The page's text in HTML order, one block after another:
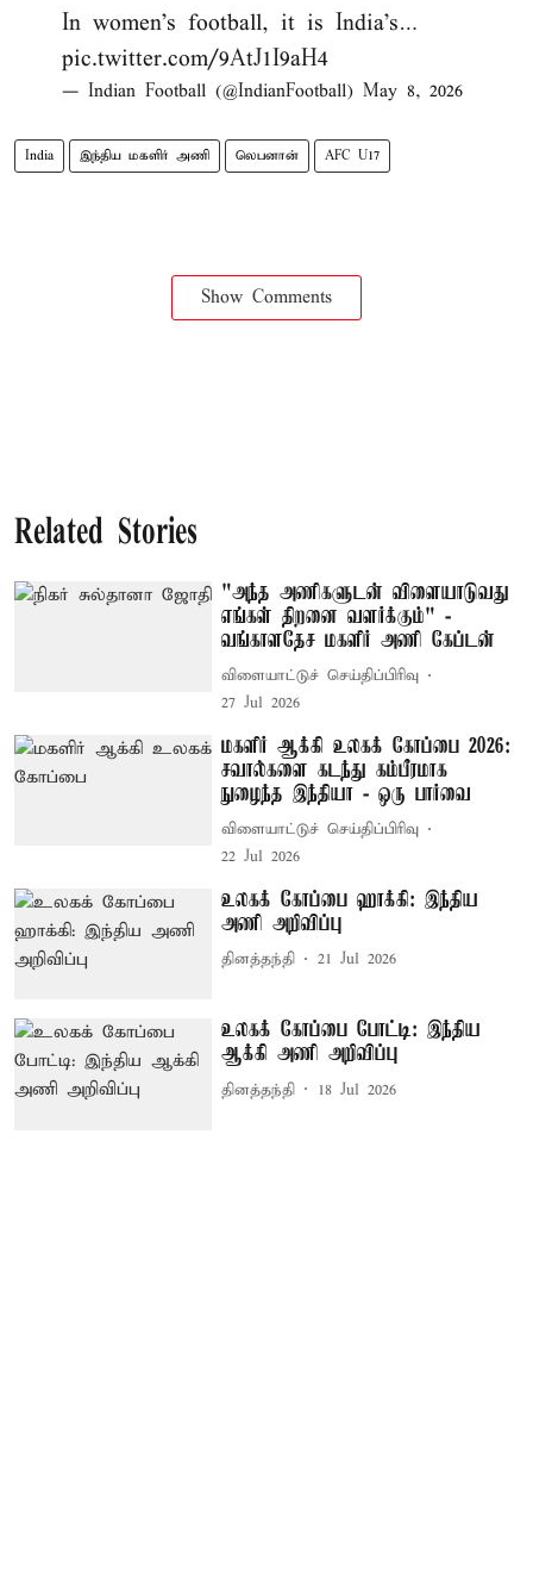
In women’s football, it is India’s…
pic.twitter.com/9AtJ1I9aH4
— Indian Football (@IndianFootball) May 8, 2026
India இந்திய மகளிர் அணி லெபனான் AFC U17
Show Comments
Related Stories
"அந்த அணிகளுடன் விளையாடுவது
எங்கள் திறனை வளர்க்கும்" -
வங்காளதேச மகளிர் அணி கேப்டன்
விளையாட்டுச் செய்திப்பிரிவு
27 Jul 2026
மகளிர் ஆக்கி உலகக் கோப்பை 2026:
சவால்களை கடந்து கம்பீரமாக
நுழைந்த இந்தியா - ஒரு பார்வை
விளையாட்டுச் செய்திப்பிரிவு
22 Jul 2026
உலகக் கோப்பை ஹாக்கி: இந்திய
அணி அறிவிப்பு
தினத்தந்தி 21 Jul 2026
உலகக் கோப்பை போட்டி: இந்திய
ஆக்கி அணி அறிவிப்பு
தினத்தந்தி 18 Jul 2026